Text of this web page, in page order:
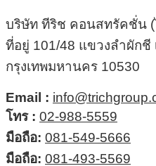
บริษัท ทีริช คอนสทรัคชั่น
ที่อยู่ 101/48 แขวงลำผักชี
กรุงเทพมหานคร 10530
Email :
โทร : 02-988-5559
มือถือ: 081-549-5666
มือถือ: 081-493-5569